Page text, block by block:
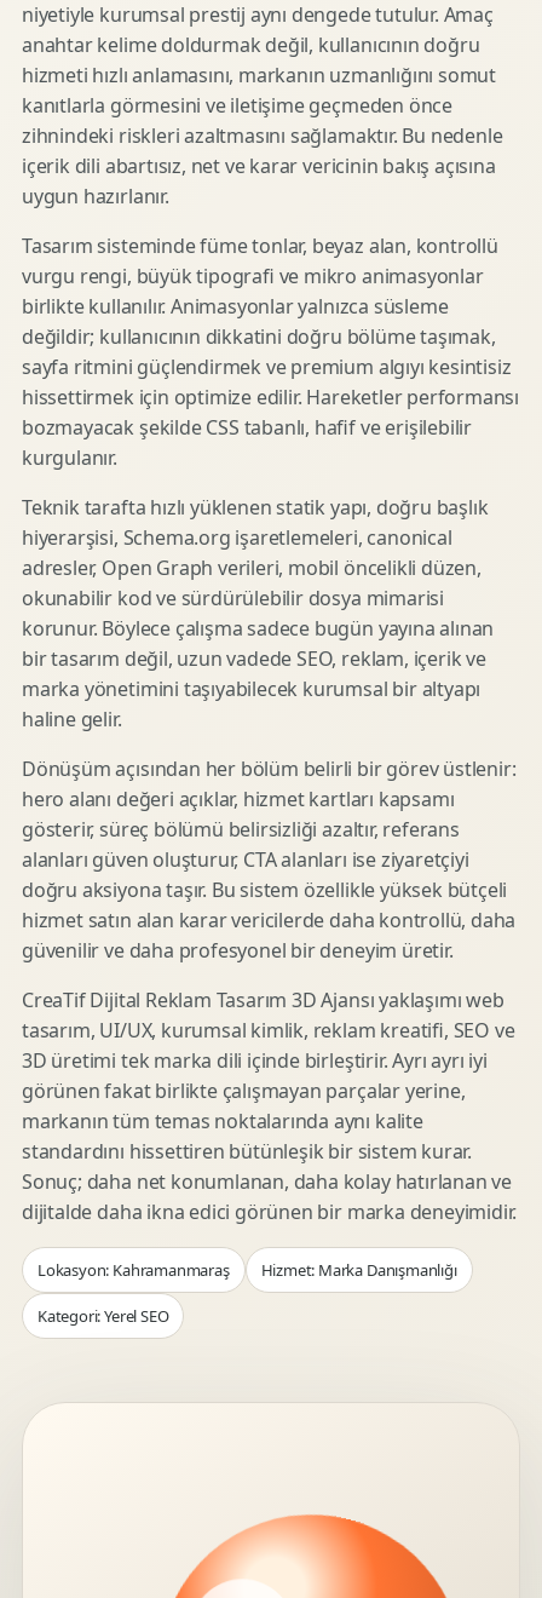
niyetiyle kurumsal prestij aynı dengede tutulur. Amaç
anahtar kelime doldurmak değil, kullanıcının doğru
hizmeti hızlı anlamasını, markanın uzmanlığını somut
kanıtlarla görmesini ve iletişime geçmeden önce
zihnindeki riskleri azaltmasını sağlamaktır. Bu nedenle
içerik dili abartısız, net ve karar vericinin bakış açısına
uygun hazırlanır.
Tasarım sisteminde füme tonlar, beyaz alan, kontrollü
vurgu rengi, büyük tipografi ve mikro animasyonlar
birlikte kullanılır. Animasyonlar yalnızca süsleme
değildir; kullanıcının dikkatini doğru bölüme taşımak,
sayfa ritmini güçlendirmek ve premium algıyı kesintisiz
hissettirmek için optimize edilir. Hareketler performansı
bozmayacak şekilde CSS tabanlı, hafif ve erişilebilir
kurgulanır.
Teknik tarafta hızlı yüklenen statik yapı, doğru başlık
hiyerarşisi, Schema.org işaretlemeleri, canonical
adresler, Open Graph verileri, mobil öncelikli düzen,
okunabilir kod ve sürdürülebilir dosya mimarisi
korunur. Böylece çalışma sadece bugün yayına alınan
bir tasarım değil, uzun vadede SEO, reklam, içerik ve
marka yönetimini taşıyabilecek kurumsal bir altyapı
haline gelir.
Dönüşüm açısından her bölüm belirli bir görev üstlenir:
hero alanı değeri açıklar, hizmet kartları kapsamı
gösterir, süreç bölümü belirsizliği azaltır, referans
alanları güven oluşturur, CTA alanları ise ziyaretçiyi
doğru aksiyona taşır. Bu sistem özellikle yüksek bütçeli
hizmet satın alan karar vericilerde daha kontrollü, daha
güvenilir ve daha profesyonel bir deneyim üretir.
CreaTif Dijital Reklam Tasarım 3D Ajansı yaklaşımı web
tasarım, UI/UX, kurumsal kimlik, reklam kreatifi, SEO ve
3D üretimi tek marka dili içinde birleştirir. Ayrı ayrı iyi
görünen fakat birlikte çalışmayan parçalar yerine,
markanın tüm temas noktalarında aynı kalite
standardını hissettiren bütünleşik bir sistem kurar.
Sonuç; daha net konumlanan, daha kolay hatırlanan ve
dijitalde daha ikna edici görünen bir marka deneyimidir.
Lokasyon: Kahramanmaraş Hizmet: Marka Danışmanlığı
Kategori: Yerel SEO